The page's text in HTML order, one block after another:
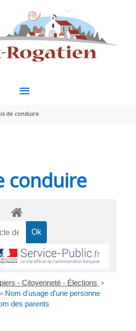
MENU
PRINCIPAL
de conduire
conduire
- Citoyenneté - Élections >
> Nom d'usage d'une personne
des parents